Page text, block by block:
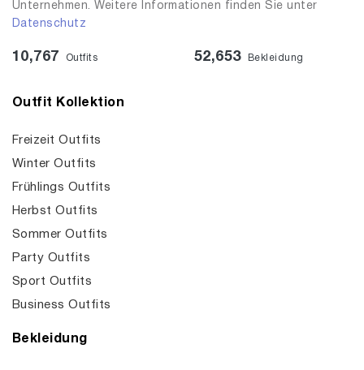
Unternehmen. Weitere Informationen finden Sie unter
Datenschutz
10,767 Outfits 52,653 Bekleidung
Outfit Kollektion
Freizeit Outfits
Winter Outfits
Frühlings Outfits
Herbst Outfits
Sommer Outfits
Party Outfits
Sport Outfits
Business Outfits
Bekleidung